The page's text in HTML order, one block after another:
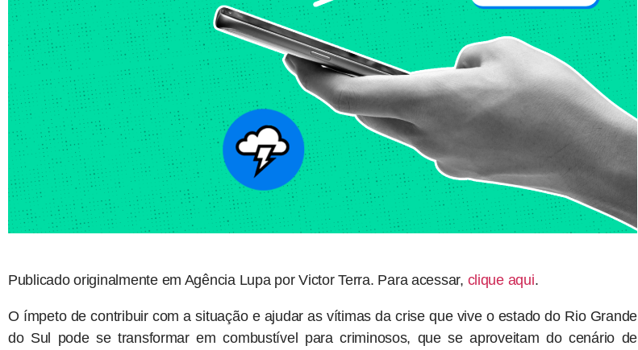
Publicado originalmente em Agência Lupa por Victor Terra. Para acessar, clique aqui.
O ímpeto de contribuir com a situação e ajudar as vítimas da crise que vive o estado do Rio Grande
do Sul pode se transformar em combustível para criminosos, que se aproveitam do cenário de